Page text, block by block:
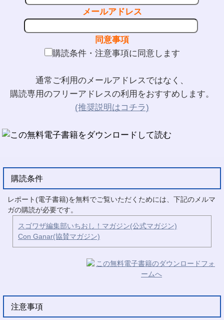
メールアドレス
同意事項
購読条件・注意事項に同意します
通常ご利用のメールアドレスではなく、
購読専用のフリーアドレスの利用をおすすめします。
(推奨説明はコチラ)
購読条件
レポート(電子書籍)を無料でご覧いただくためには、下記のメルマ
ガの購読が必要です。
スゴワザ編集部いちおし！マガジン(公式マガジン)
Con Ganar(協賛マガジン)
注意事項